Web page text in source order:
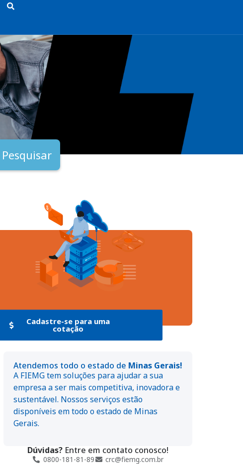
Pesquisar
Cadastre-se para uma
cotação
Atendemos todo o estado de Minas Gerais!
A FIEMG tem soluções para ajudar a sua
empresa a ser mais competitiva, inovadora e
sustentável. Nossos serviços estão
disponíveis em todo o estado de Minas
Gerais.
Dúvidas?Entre em contato conosco!
0800-181-81-89 crc@fiemg.com.br